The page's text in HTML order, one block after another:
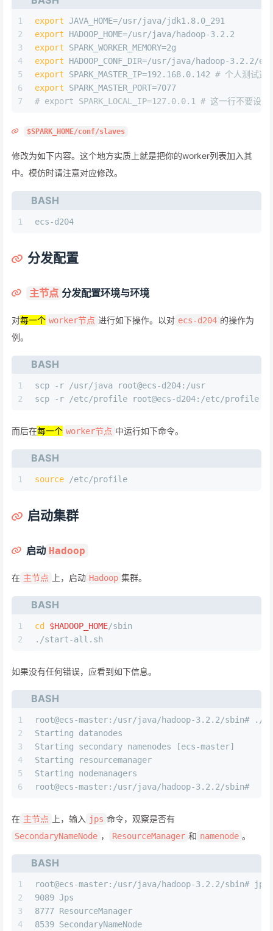
1
2
3
4
5
6
7
export JAVA_HOME=/usr/java/jdk1.8.0_291
export HADOOP_HOME=/usr/java/hadoop-3.2.2
export SPARK_WORKER_MEMORY=2g
export HADOOP_CONF_DIR=/usr/java/hadoop-3.2.2/
export SPARK_MASTER_IP=192.168.0.142 # 个人测试这
export SPARK_MASTER_PORT=7077
# export SPARK_LOCAL_IP=127.0.0.1 # 这一行不要设置
$SPARK_HOME/conf/slaves
修改为如下内容。这个地方实质上就是把你的worker列表加入其
中。模仿时请注意对应修改。
BASH
1 ecs-d204
分发配置
主节点 分发配置环境与环境
对每一个 worker节点 进行如下操作。以对 ecs-d204 的操作为
例。
BASH
1
2
scp -r /usr/java root@ecs-d204:/usr
scp -r /etc/profile root@ecs-d204:/etc/profile
而后在每一个 worker节点 中运行如下命令。
BASH
1 source /etc/profile
启动集群
启动 Hadoop
在 主节点 上，启动 Hadoop 集群。
BASH
1
2
cd $HADOOP_HOME/sbin
./start-all.sh
如果没有任何错误，应看到如下信息。
BASH
1
2
3
4
5
6
root@ecs-master:/usr/java/hadoop-3.2.2/sbin# ./
Starting datanodes
Starting secondary namenodes [ecs-master]
Starting resourcemanager
Starting nodemanagers
root@ecs-master:/usr/java/hadoop-3.2.2/sbin#
在 主节点 上，输入 jps 命令，观察是否有
SecondaryNameNode ， ResourceManager 和 namenode 。
BASH
1
2
3
4
root@ecs-master:/usr/java/hadoop-3.2.2/sbin# jps
9089 Jps
8777 ResourceManager
8539 SecondaryNameNode